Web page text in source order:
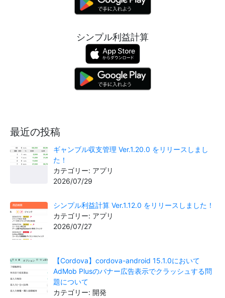
シンプル利益計算
最近の投稿
ギャンブル収支管理 Ver.1.20.0 をリリースしまし
た！
カテゴリー: アプリ
2026/07/29
シンプル利益計算 Ver.1.12.0 をリリースしました！
カテゴリー: アプリ
2026/07/27
【Cordova】cordova-android 15.1.0において
AdMob Plusのバナー広告表示でクラッシュする問
題について
カテゴリー: 開発